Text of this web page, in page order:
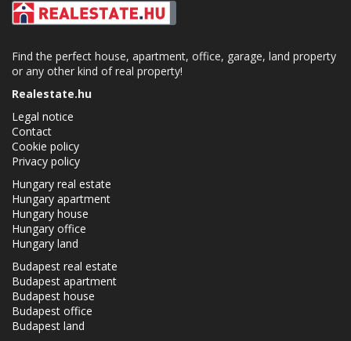
Find the perfect house, apartment, office, garage, land property
or any other kind of real property!
Realestate.hu
Legal notice
Contact
Cookie policy
Privacy policy
Hungary real estate
Hungary apartment
Hungary house
Hungary office
Hungary land
Budapest real estate
Budapest apartment
Budapest house
Budapest office
Budapest land